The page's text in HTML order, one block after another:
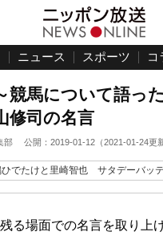
ニュース スポーツ コ
競馬について語っ
修司の名言
部 公開： 2019-01-12 （2021-01-24更
ひでたけと里崎智也 サタデーバッ
る場面での名言を取り上